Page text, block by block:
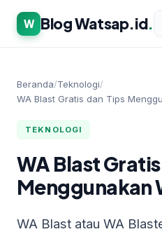
W Blog Watsap.id.
Beranda/Teknologi/
WA Blast Gratis dan Tips
TEKNOLOGI
WA Blast
Menggunakan
WA Blast atau WA